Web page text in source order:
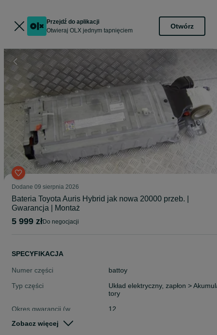
Przejdź do aplikacji
Otwieraj OLX jednym tapnięciem
Otwórz
Dodane 09 sierpnia 2026
Bateria Toyota Auris Hybrid jak nowa 20000 przeb. |
Gwarancja | Montaż
5 999 zł do negocjacji
SPECYFIKACJA
Numer części
battoy
Typ części
Układ elektryczny, zapłon >
tory
Okres gwarancji (w
12
Zobacz więcej